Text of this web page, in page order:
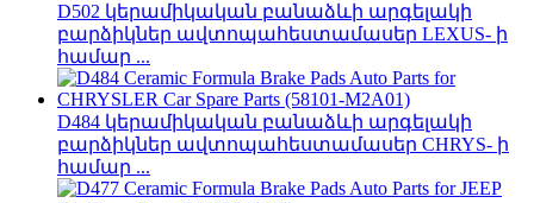
D502 կերամիկական բանաձևի արգելակի
բարձիկներ ավտոպահեստամասեր LEXUS- ի
համար ...
D484 կերամիկական բանաձևի արգելակի
բարձիկներ ավտոպահեստամասեր CHRYS- ի
համար ...